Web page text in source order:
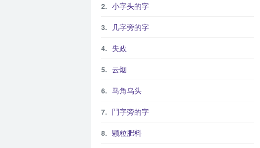
小字头的字
几字旁的字
失政
云烟
马角乌头
鬥字旁的字
颗粒肥料